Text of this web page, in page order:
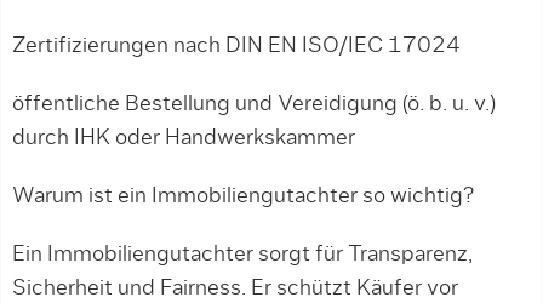
Zertifizierungen nach DIN EN ISO/IEC 17024
öffentliche Bestellung und Vereidigung (ö. b. u. v.)
durch IHK oder Handwerkskammer
Warum ist ein Immobiliengutachter so wichtig?
Ein Immobiliengutachter sorgt für Transparenz,
Sicherheit und Fairness. Er schützt Käufer vor